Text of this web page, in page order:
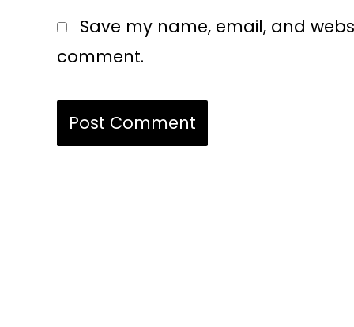
Save my name, email, and
comment.